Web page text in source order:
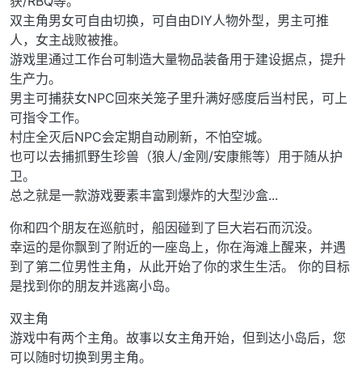
双主角男女可自由切换，可自由DIY人物外型，男主可推
人，女主战败被推。
游戏里通过工作台可制造大量物品装备用于建设据点，提升
生产力。
男主可捕获女NPC回來关笼子里升满好感度后当村民，可上
可指令工作。
村庄全灭后NPC会定期自动刷新，不怕空城。
也可以去捕抓野生珍兽（狼人/金刚/安康熊等）用于随从护
卫。
总之就是一款游戏要素丰富到爆炸的大型沙盒...
你和四个朋友在巡航时，船因碰到了巨大岩石而沉没。
幸运的是你飘到了附近的一座岛上，你在海滩上醒来，并遇
到了第二位男性主角，从此开始了你的求生生活。 你的目标
是找到你的朋友并逃离小岛。
双主角
游戏中有两个主角。故事以女主角开始，但到达小岛后，您
可以随时切换到男主角。